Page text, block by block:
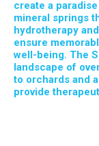
create a
mineral springs
hydrotherapy
ensure
well-being. The
landscape of
to orchards and
provide